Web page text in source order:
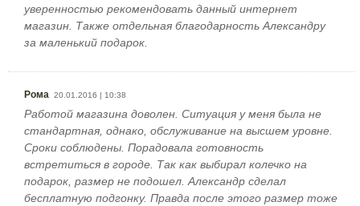
уверенностью рекомендовать данный интернет
магазин. Также отдельная благодарность Александру
за маленький подарок.
Рома 20.01.2016 | 10:38
Работой магазина доволен. Ситуация у меня была не
стандартная, однако, обслуживание на высшем уровне.
Сроки соблюдены. Порадовала готовность
встретиться в городе. Так как выбирал колечко на
подарок, размер не подошел. Александр сделал
бесплатную подгонку. Правда после этого размер тоже